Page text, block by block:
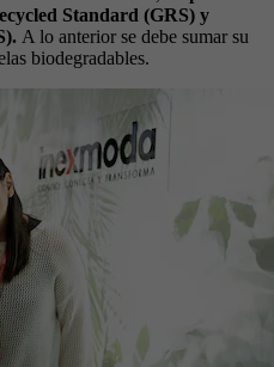
Standard (GRS) y
A lo anterior se debe sumar su
biodegradables.